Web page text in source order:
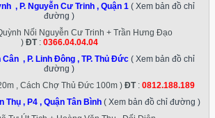
, P. Nguyễn Cư Trinh , Quận 1 ( Xem bản đồ chỉ
đường )
Nối Nguyễn Cư Trinh + Trần Hưng Đạo
) ĐT: 0366.04.04.04
Cân , P. Linh Đông , TP. Thủ Đức( Xem bản đồ chỉ
đường )
, Cách Chợ Thủ Đức 100m ) ĐT: 0812.188.189
Thụ , P4 , Quận Tân Bình ( Xem bản đồ chỉ đường )